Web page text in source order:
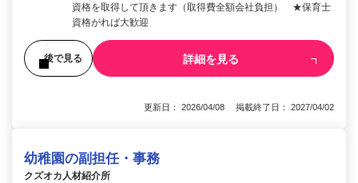
資格を取得して頂きます（取得費全額会社負担） ★保育士
資格がれば大歓迎
後で見る 詳細を見る
更新日： 2026/04/08 掲載終了日： 2027/04/02
幼稚園の副担任・事務
クズオカ人材紹介所